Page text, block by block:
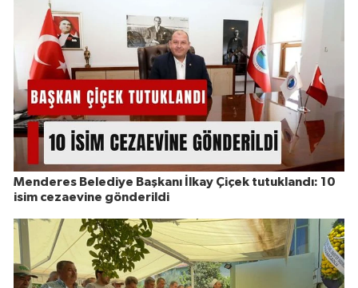
Menderes Belediye Başkanı İlkay Çiçek tutuklandı: 10
isim cezaevine gönderildi